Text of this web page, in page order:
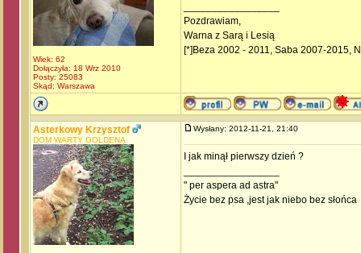
Wiek: 62
Dołączyła: 18 Wrz 2010
Posty: 25083
Skąd: Warszawa
Pozdrawiam,
Warna z Sarą i Lesią
[*]Beza 2002 - 2011, Saba 2007-2015,
Asterkowy Krzysztof
DOM WARTY GOLDENA
Wysłany: 2012-11-21, 21:40
I jak minął pierwszy dzień ?
" per aspera ad astra"
Życie bez psa ,jest jak niebo bez słońca